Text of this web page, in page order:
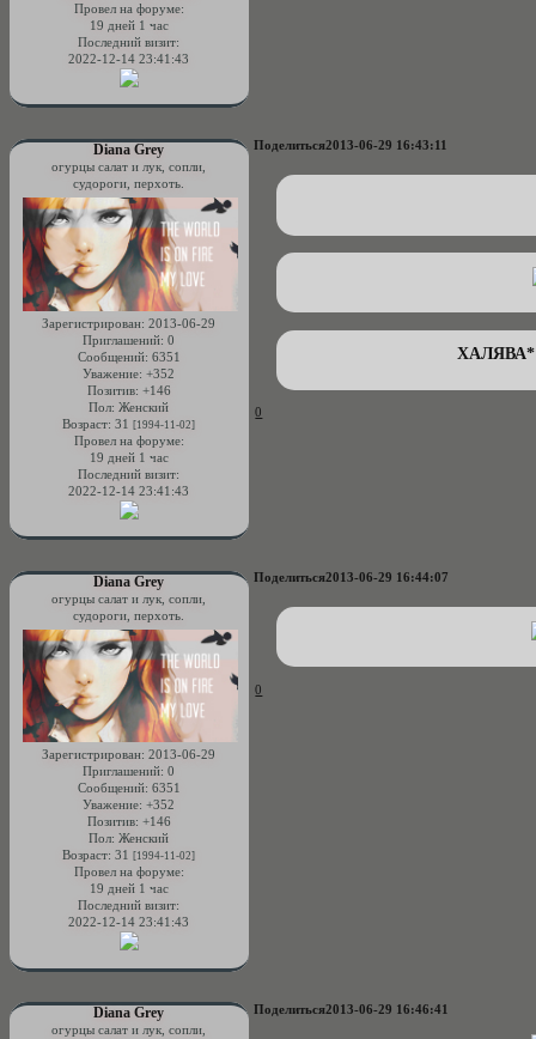
Провел на форуме:
19 дней 1 час
Последний визит:
2022-12-14 23:41:43
Поделиться2013-06-29 16:43:11
Diana Grey
огурцы салат и лук, сопли,
судороги, перхоть.
Зарегистрирован: 2013-06-29
Приглашений: 0
Сообщений: 6351
Уважение: +352
Позитив: +146
Пол: Женский
Возраст: 31[1994-11-02]
Провел на форуме:
19 дней 1 час
Последний визит:
2022-12-14 23:41:43
ХАЛЯВА*
0
Поделиться2013-06-29 16:44:07
Diana Grey
огурцы салат и лук, сопли,
судороги, перхоть.
Зарегистрирован: 2013-06-29
Приглашений: 0
Сообщений: 6351
Уважение: +352
Позитив: +146
Пол: Женский
Возраст: 31 [1994-11-02]
Провел на форуме:
19 дней 1 час
Последний визит:
2022-12-14 23:41:43
0
Поделиться2013-06-29 16:46:41
Diana Grey
огурцы салат и лук, сопли,